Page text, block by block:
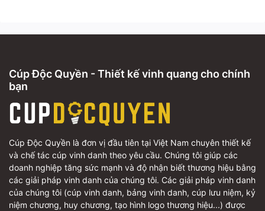
Cúp Độc Quyền - Thiết kế vinh quang cho chính
bạn
Cúp Độc Quyền là đơn vị đầu tiên tại Việt Nam chuyên thiết kế
và chế tác cúp vinh danh theo yêu cầu. Chúng tôi giúp các
doanh nghiệp tăng sức mạnh và độ nhận biết thương hiệu bằng
các giải pháp vinh danh của chúng tôi. Các giải pháp vinh danh
của chúng tôi (cúp vinh danh, bảng vinh danh, cúp lưu niệm, kỷ
niệm chương, huy chương, tạo hình logo thương hiệu...) được